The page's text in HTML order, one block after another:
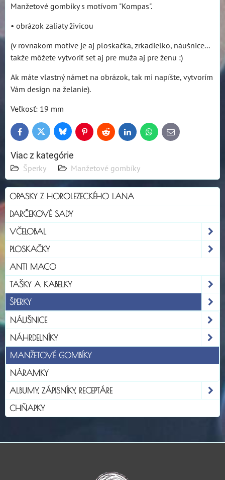
Manžetové gombíky s motívom "Kompas".
• obrázok zaliaty živicou
(v rovnakom motíve je aj ploskačka, zrkadielko, náušnice...
takže môžete vytvoriť set aj pre muža aj pre ženu :)
Ak máte vlastný námet na obrázok, tak mi napíšte, vytvorím
Vám design na želanie).
Veľkosť: 19 mm
FacebookTwitter BlueskyPinterestReddit LinkedInWhatsApp
E-
mail
Viac z kategórie
Šperky Manžetové gombíky
OPASKY Z HOROLEZECKÉHO LANA
DARČEKOVÉ SADY
VČELOBAL
PLOSKAČKY
ANTI MACO
TAŠKY A KABELKY
ŠPERKY
NÁUŠNICE
NÁHRDELNÍKY
MANŽETOVÉ GOMBÍKY
NÁRAMKY
ALBUMY, ZÁPISNÍKY, RECEPTÁRE
CHŇAPKY